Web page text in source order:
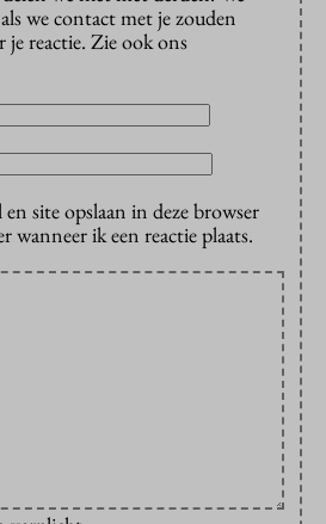
we contact met je zouden
reactie. Zie ook ons
site opslaan in deze browser
wanneer ik een reactie plaats.